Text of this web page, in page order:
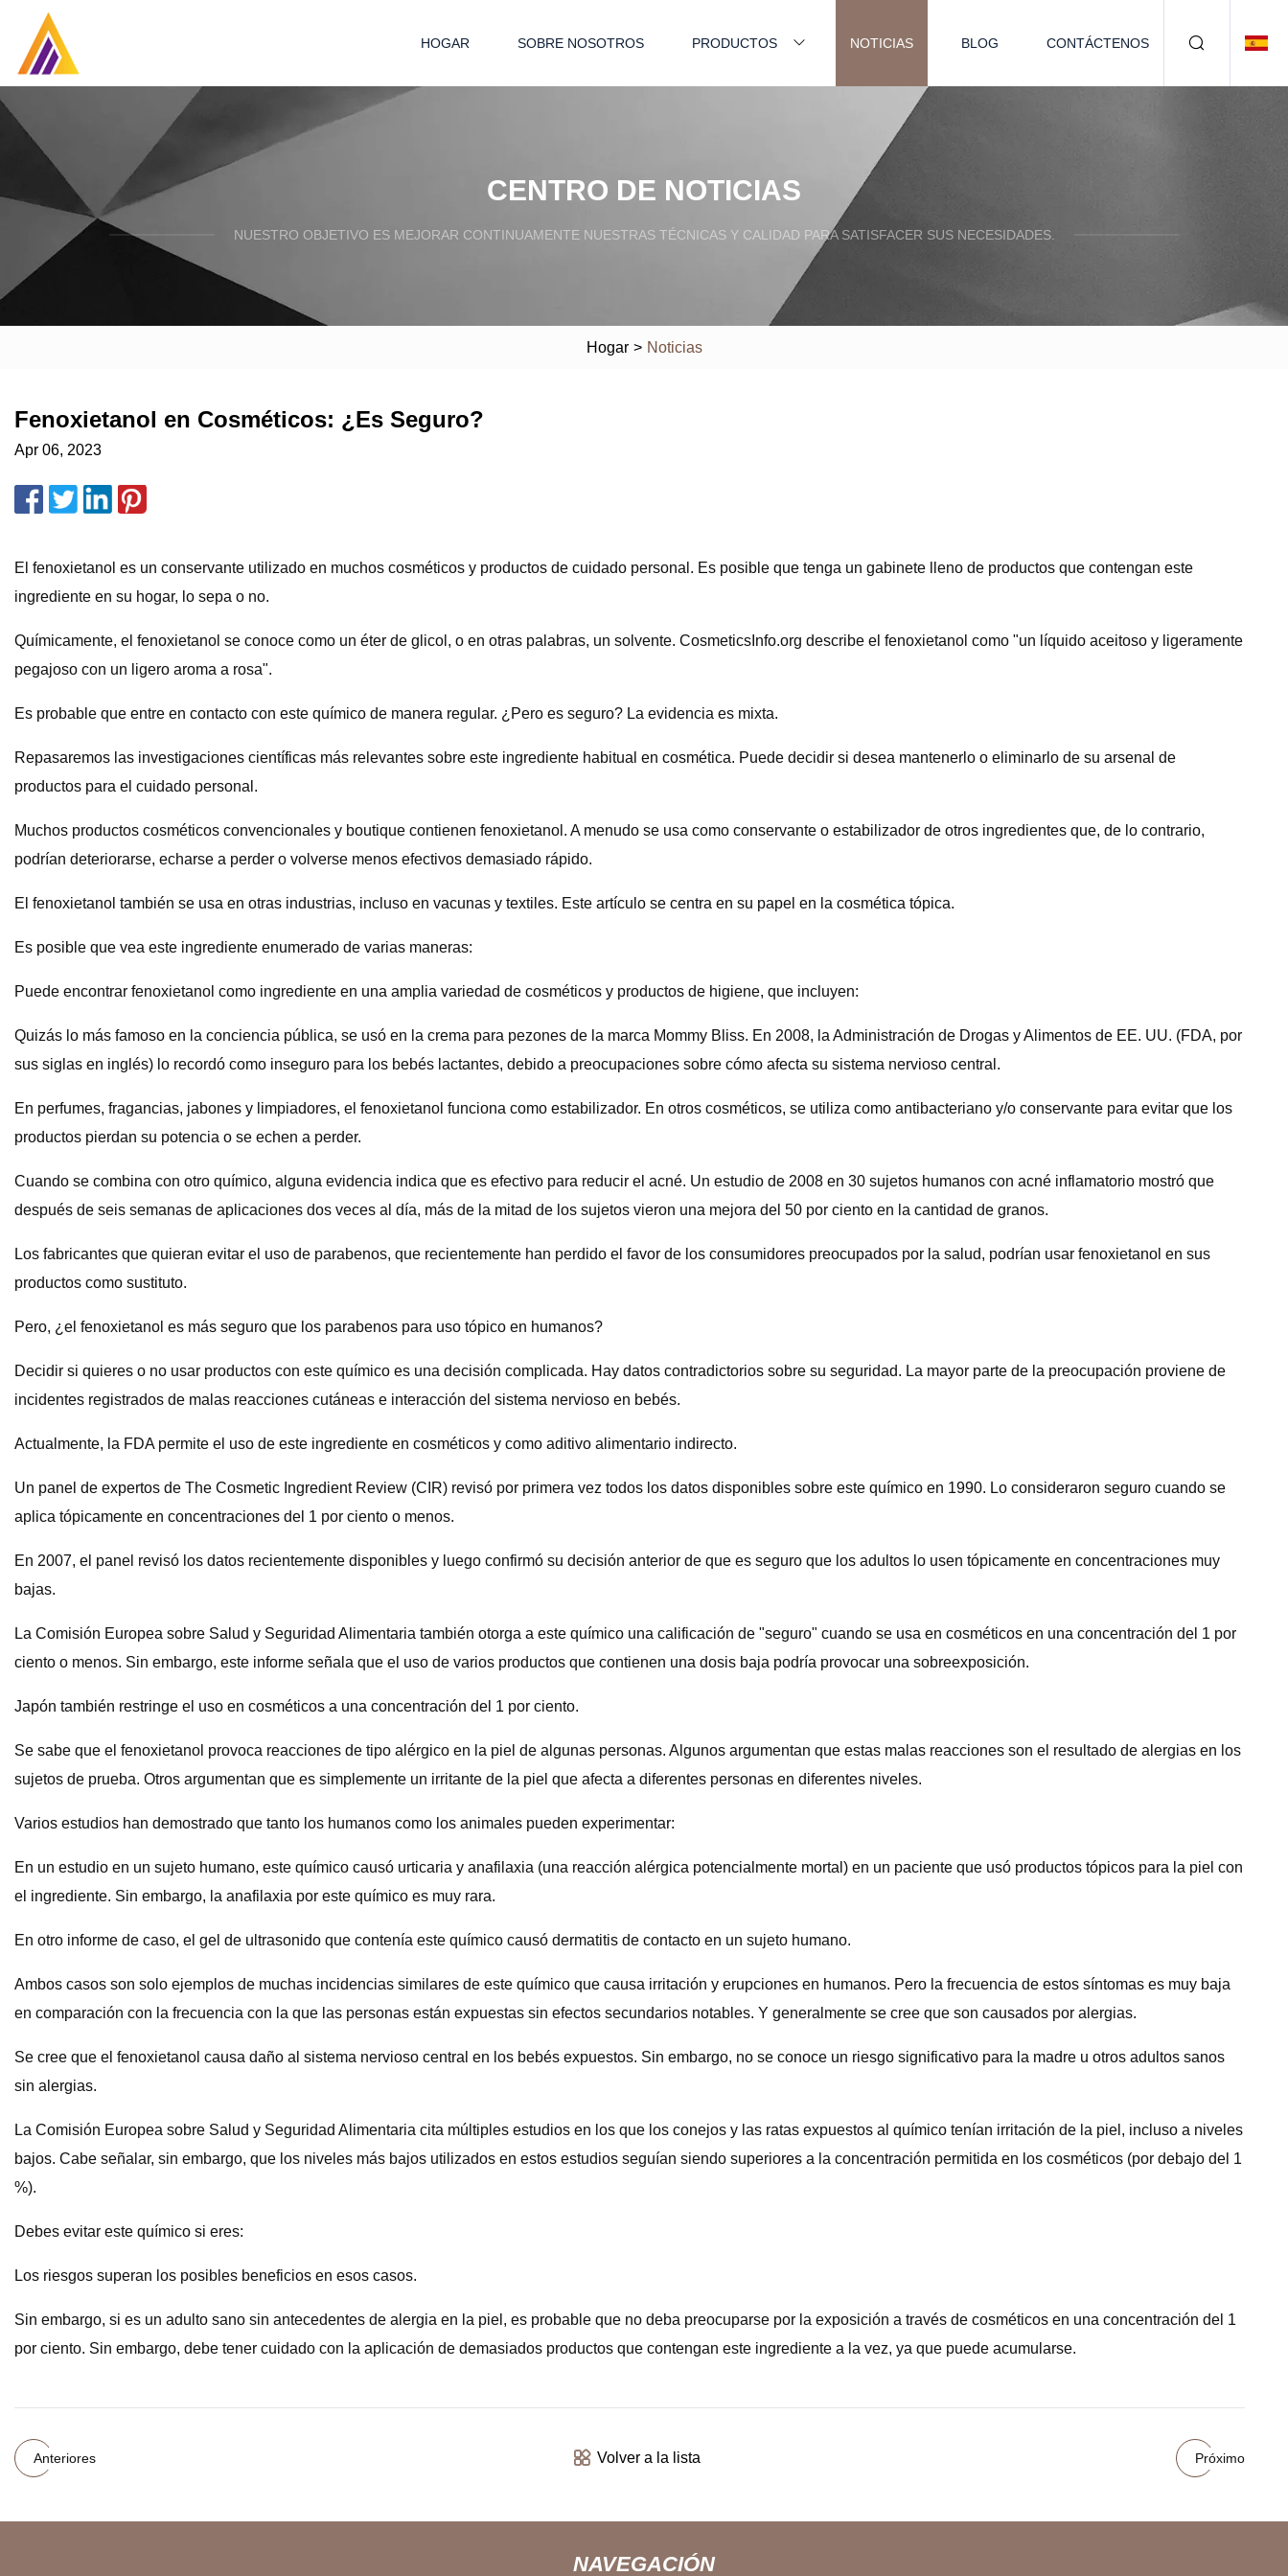
HOGAR SOBRE NOSOTROS PRODUCTOS NOTICIAS BLOG CONTÁCTENOS
CENTRO DE NOTICIAS
NUESTRO OBJETIVO ES MEJORAR CONTINUAMENTE NUESTRAS TÉCNICAS Y CALIDAD PARA SATISFACER SUS NECESIDADES.
Hogar > Noticias
Fenoxietanol en Cosméticos: ¿Es Seguro?
Apr 06, 2023
El fenoxietanol es un conservante utilizado en muchos cosméticos y productos de cuidado personal. Es posible que tenga un gabinete lleno de productos que contengan este
ingrediente en su hogar, lo sepa o no.
Químicamente, el fenoxietanol se conoce como un éter de glicol, o en otras palabras, un solvente. CosmeticsInfo.org describe el fenoxietanol como "un líquido aceitoso y ligeramente
pegajoso con un ligero aroma a rosa".
Es probable que entre en contacto con este químico de manera regular. ¿Pero es seguro? La evidencia es mixta.
Repasaremos las investigaciones científicas más relevantes sobre este ingrediente habitual en cosmética. Puede decidir si desea mantenerlo o eliminarlo de su arsenal de
productos para el cuidado personal.
Muchos productos cosméticos convencionales y boutique contienen fenoxietanol. A menudo se usa como conservante o estabilizador de otros ingredientes que, de lo contrario,
podrían deteriorarse, echarse a perder o volverse menos efectivos demasiado rápido.
El fenoxietanol también se usa en otras industrias, incluso en vacunas y textiles. Este artículo se centra en su papel en la cosmética tópica.
Es posible que vea este ingrediente enumerado de varias maneras:
Puede encontrar fenoxietanol como ingrediente en una amplia variedad de cosméticos y productos de higiene, que incluyen:
Quizás lo más famoso en la conciencia pública, se usó en la crema para pezones de la marca Mommy Bliss. En 2008, la Administración de Drogas y Alimentos de EE. UU. (FDA, por
sus siglas en inglés) lo recordó como inseguro para los bebés lactantes, debido a preocupaciones sobre cómo afecta su sistema nervioso central.
En perfumes, fragancias, jabones y limpiadores, el fenoxietanol funciona como estabilizador. En otros cosméticos, se utiliza como antibacteriano y/o conservante para evitar que los
productos pierdan su potencia o se echen a perder.
Cuando se combina con otro químico, alguna evidencia indica que es efectivo para reducir el acné. Un estudio de 2008 en 30 sujetos humanos con acné inflamatorio mostró que
después de seis semanas de aplicaciones dos veces al día, más de la mitad de los sujetos vieron una mejora del 50 por ciento en la cantidad de granos.
Los fabricantes que quieran evitar el uso de parabenos, que recientemente han perdido el favor de los consumidores preocupados por la salud, podrían usar fenoxietanol en sus
productos como sustituto.
Pero, ¿el fenoxietanol es más seguro que los parabenos para uso tópico en humanos?
Decidir si quieres o no usar productos con este químico es una decisión complicada. Hay datos contradictorios sobre su seguridad. La mayor parte de la preocupación proviene de
incidentes registrados de malas reacciones cutáneas e interacción del sistema nervioso en bebés.
Actualmente, la FDA permite el uso de este ingrediente en cosméticos y como aditivo alimentario indirecto.
Un panel de expertos de The Cosmetic Ingredient Review (CIR) revisó por primera vez todos los datos disponibles sobre este químico en 1990. Lo consideraron seguro cuando se
aplica tópicamente en concentraciones del 1 por ciento o menos.
En 2007, el panel revisó los datos recientemente disponibles y luego confirmó su decisión anterior de que es seguro que los adultos lo usen tópicamente en concentraciones muy
bajas.
La Comisión Europea sobre Salud y Seguridad Alimentaria también otorga a este químico una calificación de "seguro" cuando se usa en cosméticos en una concentración del 1 por
ciento o menos. Sin embargo, este informe señala que el uso de varios productos que contienen una dosis baja podría provocar una sobreexposición.
Japón también restringe el uso en cosméticos a una concentración del 1 por ciento.
Se sabe que el fenoxietanol provoca reacciones de tipo alérgico en la piel de algunas personas. Algunos argumentan que estas malas reacciones son el resultado de alergias en los
sujetos de prueba. Otros argumentan que es simplemente un irritante de la piel que afecta a diferentes personas en diferentes niveles.
Varios estudios han demostrado que tanto los humanos como los animales pueden experimentar:
En un estudio en un sujeto humano, este químico causó urticaria y anafilaxia (una reacción alérgica potencialmente mortal) en un paciente que usó productos tópicos para la piel con
el ingrediente. Sin embargo, la anafilaxia por este químico es muy rara.
En otro informe de caso, el gel de ultrasonido que contenía este químico causó dermatitis de contacto en un sujeto humano.
Ambos casos son solo ejemplos de muchas incidencias similares de este químico que causa irritación y erupciones en humanos. Pero la frecuencia de estos síntomas es muy baja
en comparación con la frecuencia con la que las personas están expuestas sin efectos secundarios notables. Y generalmente se cree que son causados ​​por alergias.
Se cree que el fenoxietanol causa daño al sistema nervioso central en los bebés expuestos. Sin embargo, no se conoce un riesgo significativo para la madre u otros adultos sanos
sin alergias.
La Comisión Europea sobre Salud y Seguridad Alimentaria cita múltiples estudios en los que los conejos y las ratas expuestos al químico tenían irritación de la piel, incluso a niveles
bajos. Cabe señalar, sin embargo, que los niveles más bajos utilizados en estos estudios seguían siendo superiores a la concentración permitida en los cosméticos (por debajo del 1
%).
Debes evitar este químico si eres:
Los riesgos superan los posibles beneficios en esos casos.
Sin embargo, si es un adulto sano sin antecedentes de alergia en la piel, es probable que no deba preocuparse por la exposición a través de cosméticos en una concentración del 1
por ciento. Sin embargo, debe tener cuidado con la aplicación de demasiados productos que contengan este ingrediente a la vez, ya que puede acumularse.
Anteriores Volver a la lista Próximo
NAVEGACIÓN